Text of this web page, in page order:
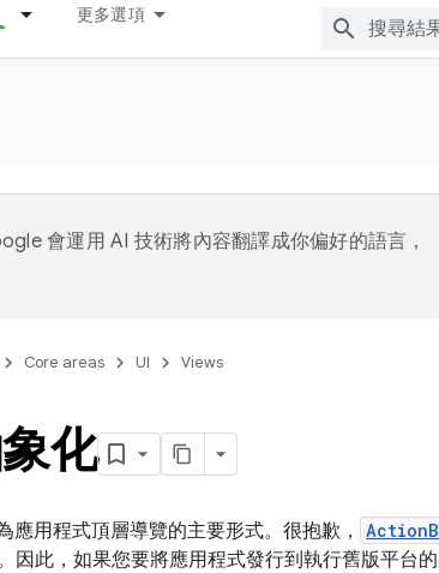
更多選項
會運用 AI 技術將內容翻譯成你偏好的語言，
Core areas UI Views
化
應用程式頂層導覽的主要形式。很抱歉，
因此，如果您要將應用程式發行到執行舊版平台